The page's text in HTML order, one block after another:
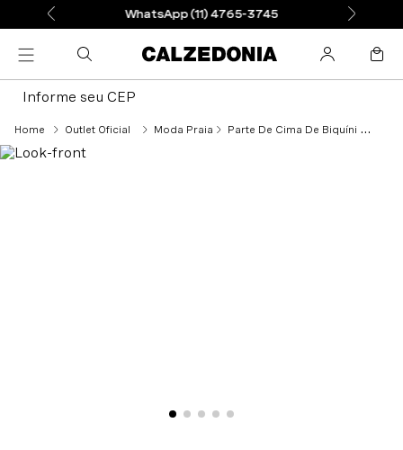
WhatsApp (11) 4765-3745
Informe seu CEP
Outlet Oficial Moda Praia Parte De Cima De Biquíni Push-Up Almofadado e Graduado Cannes - Verde